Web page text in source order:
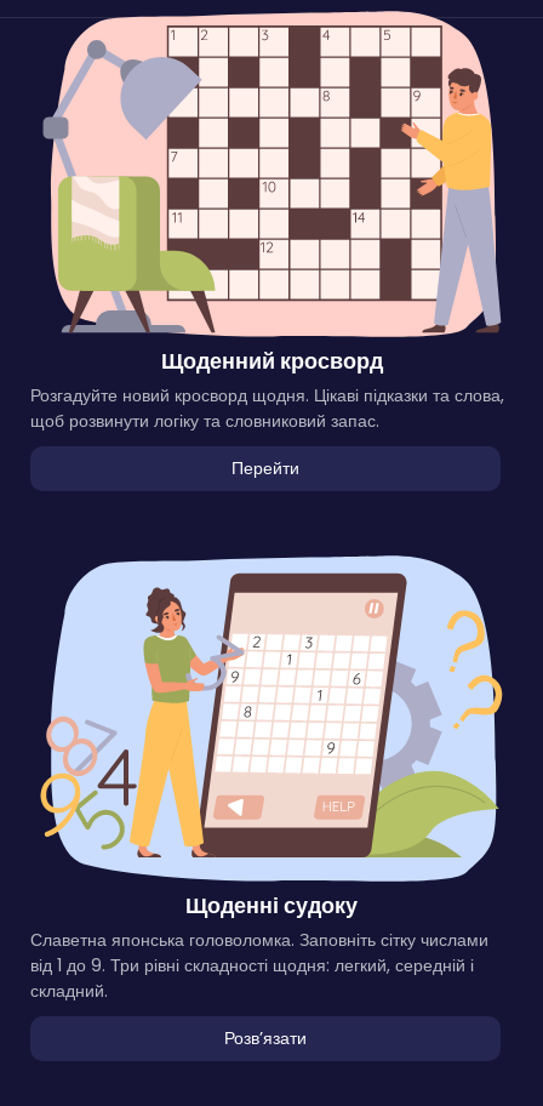
Щоденний кросворд
Розгадуйте новий кросворд щодня. Цікаві підказки та слова,
щоб розвинути логіку та словниковий запас.
Перейти
Щоденні судоку
Славетна японська головоломка. Заповніть сітку числами
від 1 до 9. Три рівні складності щодня: легкий, середній і
складний.
Розвʼязати